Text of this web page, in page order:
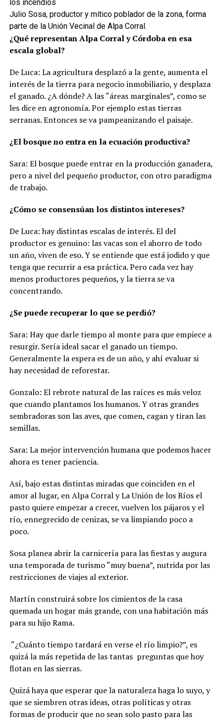
Julio Sosa, productor y mítico poblador de la zona, forma
parte de la Unión Vecinal de Alpa Corral.
¿Qué representan Alpa Corral y Córdoba en esa
escala global?
De Luca: La agricultura desplazó a la gente, aumenta el
interés de la tierra para negocio inmobiliario, y desplaza
el ganado. ¿A dónde? A las “áreas marginales”, como se
les dice en agronomía. Por ejemplo estas tierras
serranas. Entonces se va pampeanizando el paisaje.
¿El bosque no entra en la ecuación productiva?
Sara: El bosque puede entrar en la producción ganadera,
pero a nivel del pequeño productor, con otro paradigma
de trabajo.
¿Cómo se consensúan los distintos intereses?
De Luca: hay distintas escalas de interés. El del
productor es genuino: las vacas son el ahorro de todo
un año, viven de eso. Y se entiende que está jodido y que
tenga que recurrir a esa práctica. Pero cada vez hay
menos productores pequeños, y la tierra se va
concentrando.
¿Se puede recuperar lo que se perdió?
Sara: Hay que darle tiempo al monte para que empiece a
resurgir. Sería ideal sacar el ganado un tiempo.
Generalmente la espera es de un año, y ahí evaluar si
hay necesidad de reforestar.
Gonzalo: El rebrote natural de las raíces es más veloz
que cuando plantamos los humanos. Y otras grandes
sembradoras son las aves, que comen, cagan y tiran las
semillas.
Sara: La mejor intervención humana que podemos hacer
ahora es tener paciencia.
Así, bajo estas distintas miradas que coinciden en el
amor al lugar, en Alpa Corral y La Unión de los Ríos el
pasto quiere empezar a crecer, vuelven los pájaros y el
río, ennegrecido de cenizas, se va limpiando poco a
poco.
Sosa planea abrir la carnicería para las fiestas y augura
una temporada de turismo “muy buena”, nutrida por las
restricciones de viajes al exterior.
Martín construirá sobre los cimientos de la casa
quemada un hogar más grande, con una habitación más
para su hijo Rama.
“¿Cuánto tiempo tardará en verse el río limpio?”, es
quizá la más repetida de las tantas preguntas que hoy
flotan en las sierras.
Quizá haya que esperar que la naturaleza haga lo suyo, y
que se siembren otras ideas, otras políticas y otras
formas de producir que no sean solo pasto para las